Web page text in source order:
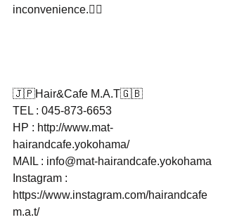
inconvenience.🙇‍♀️
🇯🇵Hair&Cafe M.A.T🇬🇧
TEL : 045-873-6653
HP : http://www.mat-
hairandcafe.yokohama/
MAIL : info@mat-hairandcafe.yokohama
Instagram :
https://www.instagram.com/hairandcafe
m.a.t/